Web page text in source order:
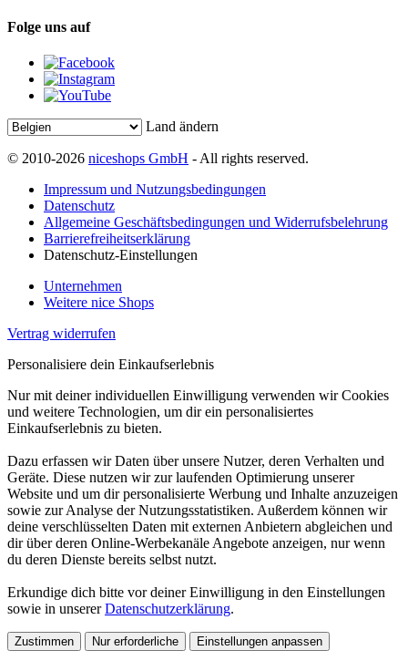
Folge uns auf
Land ändern
© 2010-2026 niceshops GmbH - All rights reserved.
Impressum und Nutzungsbedingungen
Datenschutz
Allgemeine Geschäftsbedingungen und Widerrufsbelehrung
Barrierefreiheitserklärung
Datenschutz-Einstellungen
Unternehmen
Weitere nice Shops
Vertrag widerrufen
Personalisiere dein Einkaufserlebnis
Nur mit deiner individuellen Einwilligung verwenden wir Cookies
und weitere Technologien, um dir ein personalisiertes
Einkaufserlebnis zu bieten.
Dazu erfassen wir Daten über unsere Nutzer, deren Verhalten und
Geräte. Diese nutzen wir zur laufenden Optimierung unserer
Website und um dir personalisierte Werbung und Inhalte anzuzeigen
sowie zur Analyse der Nutzungsstatistiken. Außerdem können wir
deine verschlüsselten Daten mit externen Anbietern abgleichen und
dir über deren Online-Werbekanäle Angebote anzeigen, nur wenn
du deren Dienste bereits selbst nutzt.
Erkundige dich bitte vor deiner Einwilligung in den Einstellungen
sowie in unsererDatenschutzerklärung.
Zustimmen Nur erforderliche Einstellungen anpassen